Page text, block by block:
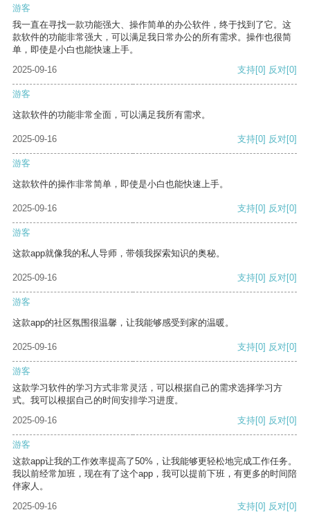
游客
我一直在寻找一款功能强大、操作简单的办公软件，终于找到了它。这
款软件的功能非常强大，可以满足我日常办公的所有需求。操作也很简
单，即使是小白也能快速上手。
2025-09-16
支持[0] 反对[0]
游客
这款软件的功能非常全面，可以满足我所有需求。
2025-09-16 支持[0] 反对[0]
游客
这款软件的操作非常简单，即使是小白也能快速上手。
2025-09-16 支持[0] 反对[0]
游客
这款app就像我的私人导师，带领我探索知识的奥秘。
2025-09-16 支持[0] 反对[0]
游客
这款app的社区氛围很温馨，让我能够感受到家的温暖。
2025-09-16 支持[0] 反对[0]
游客
这款学习软件的学习方式非常灵活，可以根据自己的需求选择学习方
式。我可以根据自己的时间安排学习进度。
2025-09-16
支持[0] 反对[0]
游客
这款app让我的工作效率提高了50%，让我能够更轻松地完成工作任务。
我以前经常加班，现在有了这个app，我可以提前下班，有更多的时间陪
伴家人。
2025-09-16
支持[0] 反对[0]